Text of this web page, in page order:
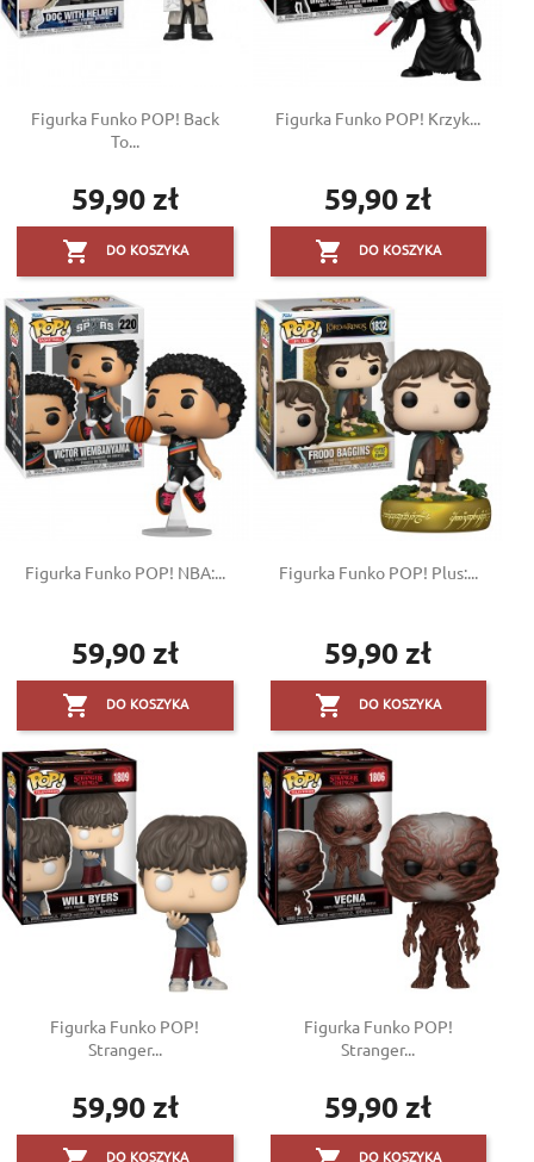
Figurka Funko POP! Back
To...
Cena
59,90 zł
 DO KOSZYKA
Figurka Funko POP! Krzyk...
Cena
59,90 zł
 DO KOSZYKA
Figurka Funko POP! NBA:...
Cena
59,90 zł
 DO KOSZYKA
Figurka Funko POP! Plus:...
Cena
59,90 zł
 DO KOSZYKA
Figurka Funko POP!
Stranger...
Cena
59,90 zł
DO KOSZYKA
Figurka Funko POP!
Stranger...
Cena
59,90 zł
DO KOSZYKA